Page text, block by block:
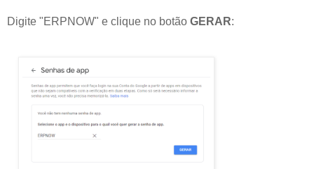
Digite "ERPNOW" e clique no botão GERAR: